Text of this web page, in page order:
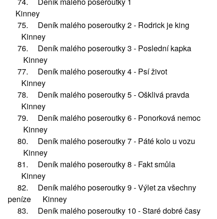
Kinney
75. Deník malého poseroutky 2 - Rodrick je king
Kinney
76. Deník malého poseroutky 3 - Poslední kapka
Kinney
77. Deník malého poseroutky 4 - Psí život
Kinney
78. Deník malého poseroutky 5 - Ošklivá pravda
Kinney
79. Deník malého poseroutky 6 - Ponorková nemoc
Kinney
80. Deník malého poseroutky 7 - Páté kolo u vozu
Kinney
81. Deník malého poseroutky 8 - Fakt smůla
Kinney
82. Deník malého poseroutky 9 - Výlet za všechny
peníze Kinney
83. Deník malého poseroutky 10 - Staré dobré časy